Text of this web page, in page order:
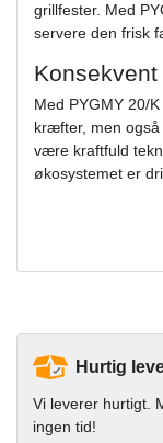
grillfester. Med
servere den frisk
Med PYGMY 20/
kræfter, men også
være kraftfuld
økosystemet er
Hurtig
Vi leverer hurtigt.
ingen tid!